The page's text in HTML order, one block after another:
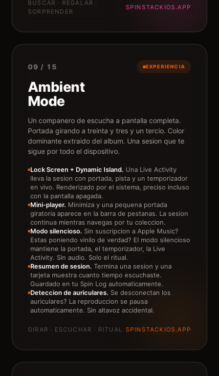
BUSCAR · REGALAR ·
SORPRENDER
SPINSTACKIOS.APP
09 / 15 EXPERIENCIA
Ambient
Mode
Un companero de escucha a pantalla completa.
Portada girando a treinta y tres y un tercio. Color
dominante extraido del album. Una sesion que te
sigue por todo el dispositivo.
Lock Screen + Dynamic Island. Una Live Activity
lleva la sesion con portada, pista y un temporizador
en vivo. Renderizado por el sistema, preciso incluso
con la pantalla apagada.
Mini-player. Minimiza y una pequena portada
giratoria aparece en la barra de pestanas. La sesion
continua mientras navegas por tu coleccion.
Modo silencioso. Sin suscripcion a Apple Music?
Estas poniendo vinilo de verdad? El modo silencioso
mantiene la portada, el temporizador, la Live
Activity. Sin audio. Solo el ritual.
Resumen de sesion. Termina una sesion y una
tarjeta muestra cuanto tiempo escuchaste.
Guardado en tu Spin Log automaticamente.
Deteccion de auriculares. Se desconectan los
auriculares? La reproduccion se pausa
automaticamente. Sin altavoz accidental.
GIRAR · ESCUCHAR · RITUAL SPINSTACKIOS.APP